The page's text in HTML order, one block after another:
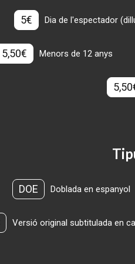
5€ Dia de l'espectador
5,50€ Menors de 12 anys
DOE Doblada en espanyol
Versió original subtitulada en